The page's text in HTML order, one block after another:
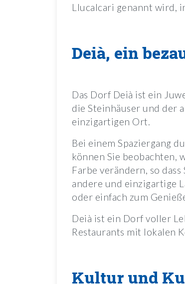
Llucalcari genannt wird,
Deià, ein
Das Dorf Deià ist ein
die Steinhäuser und der
einzigartigen Ort.
Bei einem Spaziergang
können Sie beobachten,
Farbe verändern, so
andere und einzigartige
oder einfach zum
Deià ist ein Dorf voller
Restaurants mit lokalen
Kultur und